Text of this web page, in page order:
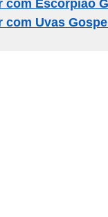
com Escorpião
com Uvas